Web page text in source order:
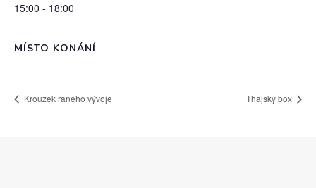
15:00 - 18:00
MÍSTO KONÁNÍ
Kroužek raného vývoje Thajský box